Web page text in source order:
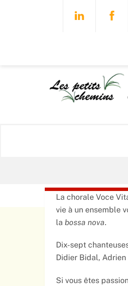
La chorale Voce
vie à un ensemble
la bossa nova.
Dix-sept
Didier Bidal,
Si vous êtes